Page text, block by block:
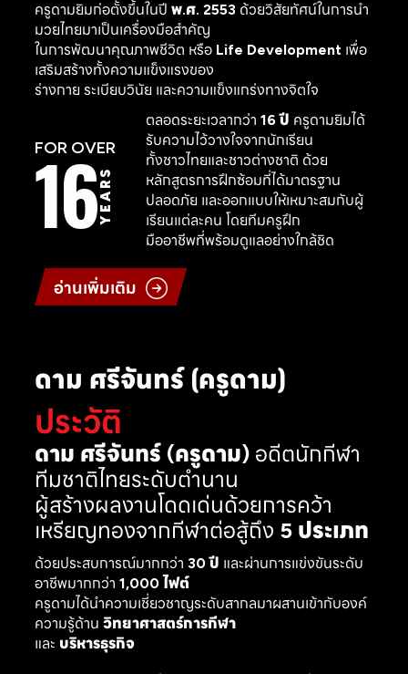
ครูดามยิมก่อตั้งขึ้นในปี พ.ศ. 2553ด้วยวิสัยทัศน์ในการนำ
มวยไทยมาเป็นเครื่องมือสำคัญ
ในการพัฒนาคุณภาพชีวิต หรือ Life Developmentเพื่อ
เสริมสร้างทั้งความแข็งแรงของ
ร่างกาย ระเบียบวินัย และความแข็งแกร่งทางจิตใจ
FOR OVER
16YEARS
ตลอดระยะเวลากว่า 16 ปี ครูดามยิมได้
รับความไว้วางใจจากนักเรียน
ทั้งชาวไทยและชาวต่างชาติ ด้วย
หลักสูตรการฝึกซ้อมที่ได้มาตรฐาน
ปลอดภัย และออกแบบให้เหมาะสมกับผู้
เรียนแต่ละคน โดยทีมครูฝึก
มืออาชีพที่พร้อมดูแลอย่างใกล้ชิด
อ่านเพิ่มเติม
ดาม ศรีจันทร์ (ครูดาม)
ประวัติ
ดาม ศรีจันทร์ (ครูดาม)อดีตนักกีฬา
ทีมชาติไทยระดับตำนาน
ผู้สร้างผลงานโดดเด่นด้วยการคว้า
เหรียญทองจากกีฬาต่อสู้ถึง 5 ประเภท
ด้วยประสบการณ์มากกว่า 30 ปี และผ่านการแข่งขันระดับ
อาชีพมากกว่า 1,000 ไฟต์
ครูดามได้นำความเชี่ยวชาญระดับสากลมาผสานเข้ากับองค์
ความรู้ด้าน วิทยาศาสตร์การกีฬา
และ บริหารธุรกิจ